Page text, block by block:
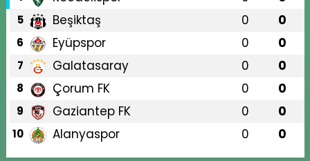
5 Beşiktaş 0 0
6 Eyüpspor 0 0
7 Galatasaray 0 0
8 Çorum FK 0 0
9 Gaziantep FK 0 0
10 Alanyaspor 0 0